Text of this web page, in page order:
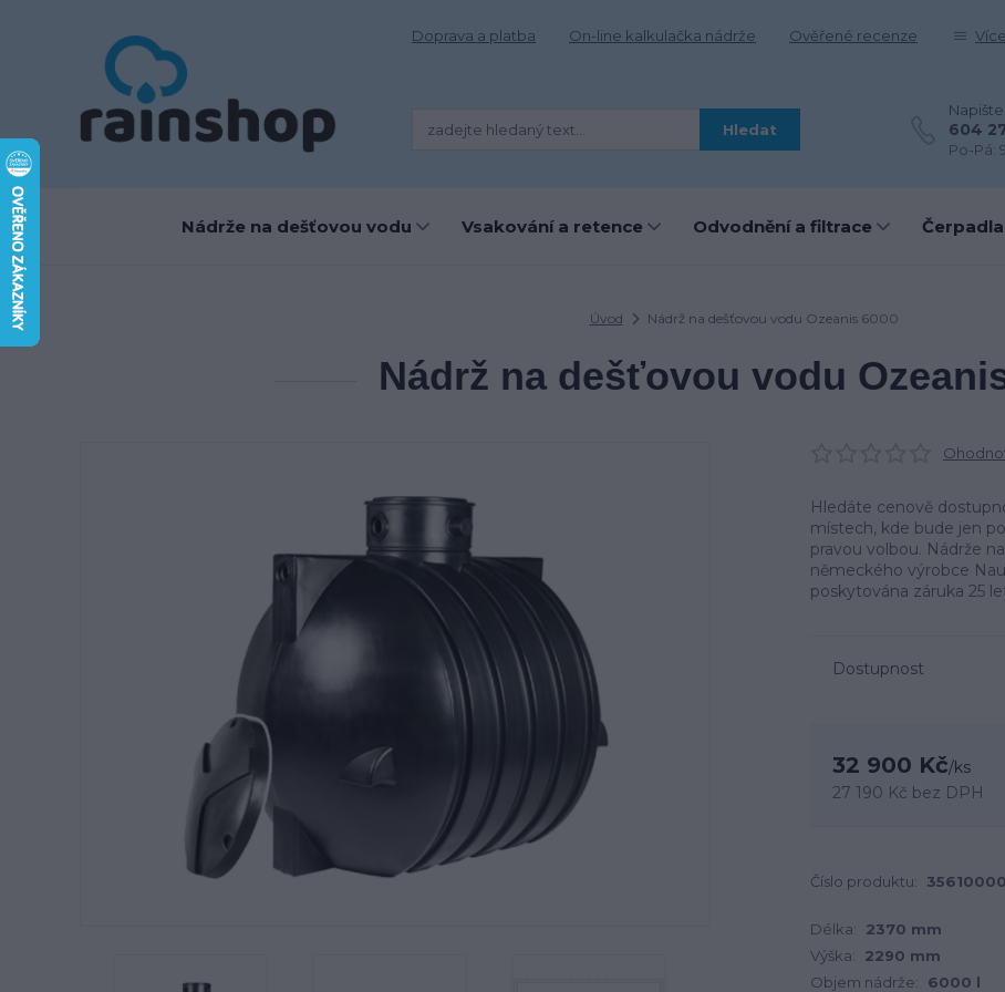
Doprava a platba On-line kalkulačka nádrže Ověřené recenze Více
Hledat 604
Po-Pá:
Nádrže na dešťovou vodu Vsakování a retence Odvodnění a filtrace
Úvod Nádrž na dešťovou vodu Ozeanis 6000
Nádrž na dešťovou vodu
Hledáte cenově
místech, kde bude jen
pravou volbou. Nádrže
německého výrobce
poskytována záruka 25
Dostupnost
32 900 Kč/ks
27 190 Kč bez DPH
Číslo produktu:
Délka:
2370 mm
Výška:
2290 mm
Objem nádrže:
6000 l